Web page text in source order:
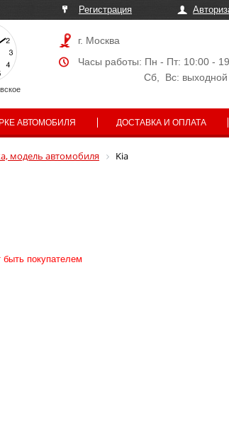
Регистрация
г. Москва
Часы работы: Пн - Пт: 10:00 -
Сб, Вс: выходной
АВТОМОБИЛЯ ДОСТАВКА И ОПЛАТА
модель автомобиля Kia
покупателем